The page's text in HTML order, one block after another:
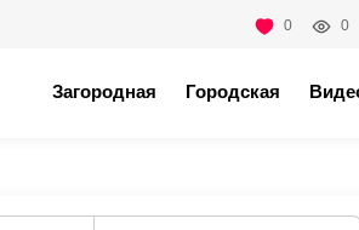
0 0
Загородная Городская